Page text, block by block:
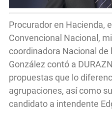
Procurador en Hacienda,
Convencional Nacional,
coordinadora Nacional de
González contó a
propuestas que lo
agrupaciones, así como
candidato a intendente